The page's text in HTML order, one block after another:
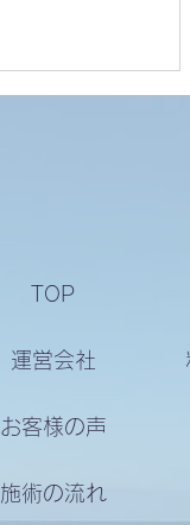
TOP
運営会社
お客様の声
施術の流れ